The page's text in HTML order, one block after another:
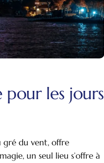
pour les jours
gré du vent, offre
un seul lieu s’offre à